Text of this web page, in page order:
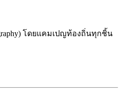
โดยแคมเปญท้องถิ่นทุกชิ้น